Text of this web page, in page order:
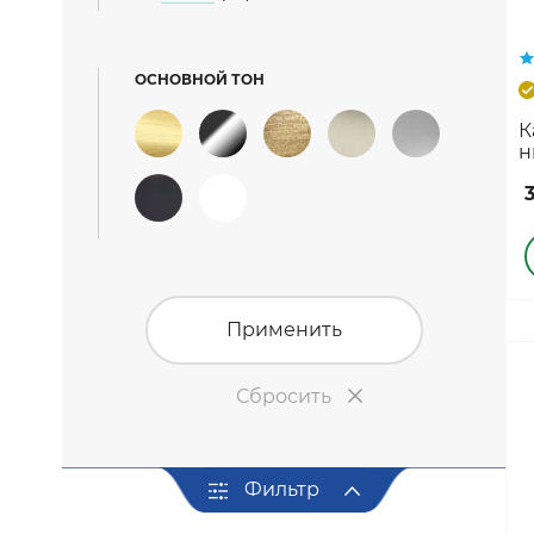
Коллекция «Деканто»
Фабрика «ALBERO»
ОСНОВНОЙ ТОН
Применить
Сбросить
Фильтр